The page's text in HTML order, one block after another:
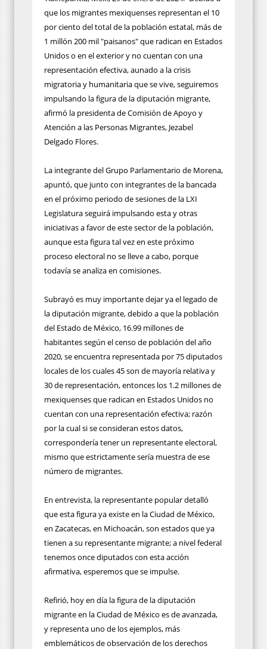
que los migrantes mexiquenses representan el 10
por ciento del total de la población estatal, más de
1 millón 200 mil "paisanos" que radican en Estados
Unidos o en el exterior y no cuentan con una
representación efectiva, aunado a la crisis
migratoria y humanitaria que se vive, seguiremos
impulsando la figura de la diputación migrante,
afirmó la presidenta de Comisión de Apoyo y
Atención a las Personas Migrantes, Jezabel
Delgado Flores.
La integrante del Grupo Parlamentario de Morena,
apuntó, que junto con integrantes de la bancada
en el próximo periodo de sesiones de la LXI
Legislatura seguirá impulsando esta y otras
iniciativas a favor de este sector de la población,
aunque esta figura tal vez en este próximo
proceso electoral no se lleve a cabo, porque
todavía se analiza en comisiones.
Subrayó es muy importante dejar ya el legado de
la diputación migrante, debido a que la población
del Estado de México, 16.99 millones de
habitantes según el censo de población del año
2020, se encuentra representada por 75 diputados
locales de los cuales 45 son de mayoría relativa y
30 de representación, entonces los 1.2 millones de
mexiquenses que radican en Estados Unidos no
cuentan con una representación efectiva; razón
por la cual si se consideran estos datos,
correspondería tener un representante electoral,
mismo que estrictamente sería muestra de ese
número de migrantes.
En entrevista, la representante popular detalló
que esta figura ya existe en la Ciudad de México,
en Zacatecas, en Michoacán, son estados que ya
tienen a su representante migrante; a nivel federal
tenemos once diputados con esta acción
afirmativa, esperemos que se impulse.
Refirió, hoy en día la figura de la diputación
migrante en la Ciudad de México es de avanzada,
y representa uno de los ejemplos, más
emblemáticos de observación de los derechos